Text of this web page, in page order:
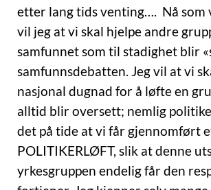
etter lang tids venting…. Nå som
vil jeg at vi skal hjelpe andre
samfunnet som til stadighet blir
samfunnsdebatten. Jeg vil at vi
nasjonal dugnad for å løfte en
alltid blir oversett; nemlig
det på tide at vi får gjennomført
POLITIKERLØFT, slik at denne
yrkesgruppen endelig får den